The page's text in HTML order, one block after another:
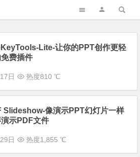
Lite-让你的PPT创作更轻
费插件
日 热度810 ℃
Slideshow-像演示PPT幻灯片一样
示PDF文件
日 热度1,855 ℃